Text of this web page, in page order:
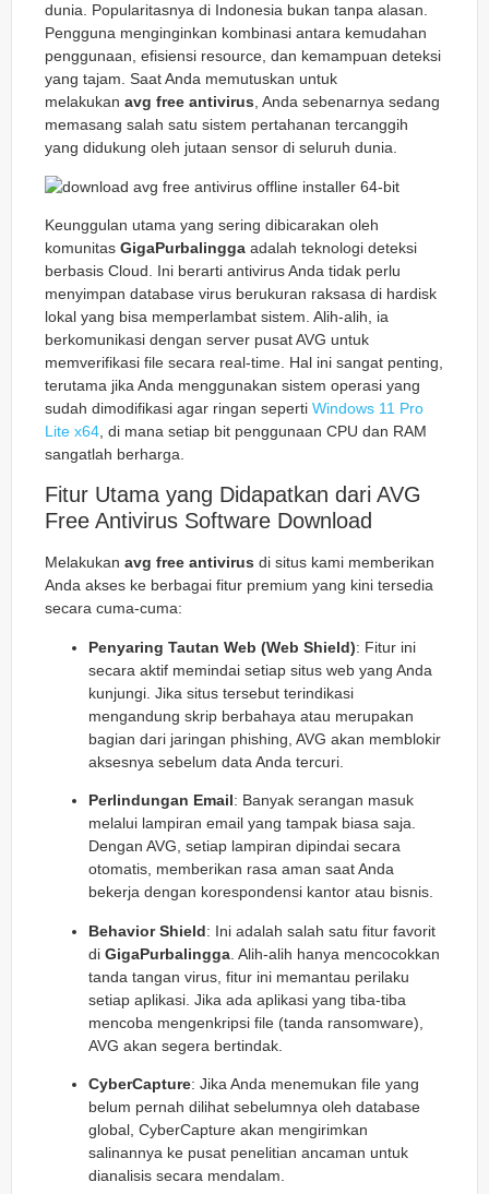
dunia. Popularitasnya di Indonesia bukan tanpa alasan.
Pengguna menginginkan kombinasi antara kemudahan
penggunaan, efisiensi resource, dan kemampuan deteksi
yang tajam. Saat Anda memutuskan untuk
melakukan avg free antivirus , Anda sebenarnya sedang
memasang salah satu sistem pertahanan tercanggih
yang didukung oleh jutaan sensor di seluruh dunia.
Keunggulan utama yang sering dibicarakan oleh
komunitas GigaPurbalingga adalah teknologi deteksi
berbasis Cloud. Ini berarti antivirus Anda tidak perlu
menyimpan database virus berukuran raksasa di hardisk
lokal yang bisa memperlambat sistem. Alih-alih, ia
berkomunikasi dengan server pusat AVG untuk
memverifikasi file secara real-time. Hal ini sangat penting,
terutama jika Anda menggunakan sistem operasi yang
sudah dimodifikasi agar ringan seperti Windows 11 Pro
Lite x64 , di mana setiap bit penggunaan CPU dan RAM
sangatlah berharga.
Fitur Utama yang Didapatkan dari AVG
Free Antivirus Software Download
Melakukan avg free antivirus di situs kami memberikan
Anda akses ke berbagai fitur premium yang kini tersedia
secara cuma-cuma:
Penyaring Tautan Web (Web Shield): Fitur ini
secara aktif memindai setiap situs web yang Anda
kunjungi. Jika situs tersebut terindikasi
mengandung skrip berbahaya atau merupakan
bagian dari jaringan phishing, AVG akan memblokir
aksesnya sebelum data Anda tercuri.
Perlindungan Email: Banyak serangan masuk
melalui lampiran email yang tampak biasa saja.
Dengan AVG, setiap lampiran dipindai secara
otomatis, memberikan rasa aman saat Anda
bekerja dengan korespondensi kantor atau bisnis.
Behavior Shield: Ini adalah salah satu fitur favorit
di GigaPurbalingga . Alih-alih hanya mencocokkan
tanda tangan virus, fitur ini memantau perilaku
setiap aplikasi. Jika ada aplikasi yang tiba-tiba
mencoba mengenkripsi file (tanda ransomware),
AVG akan segera bertindak.
CyberCapture: Jika Anda menemukan file yang
belum pernah dilihat sebelumnya oleh database
global, CyberCapture akan mengirimkan
salinannya ke pusat penelitian ancaman untuk
dianalisis secara mendalam.